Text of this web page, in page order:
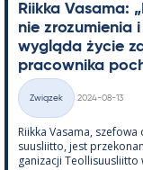
Riikka Va­sama:
nie zrozu­mie­nia
wygląda życie
pracow­nika
Kategorie
Związek
2024-08-13
Riikka Va­sama,
suus­liitto, jest
ga­nizacji